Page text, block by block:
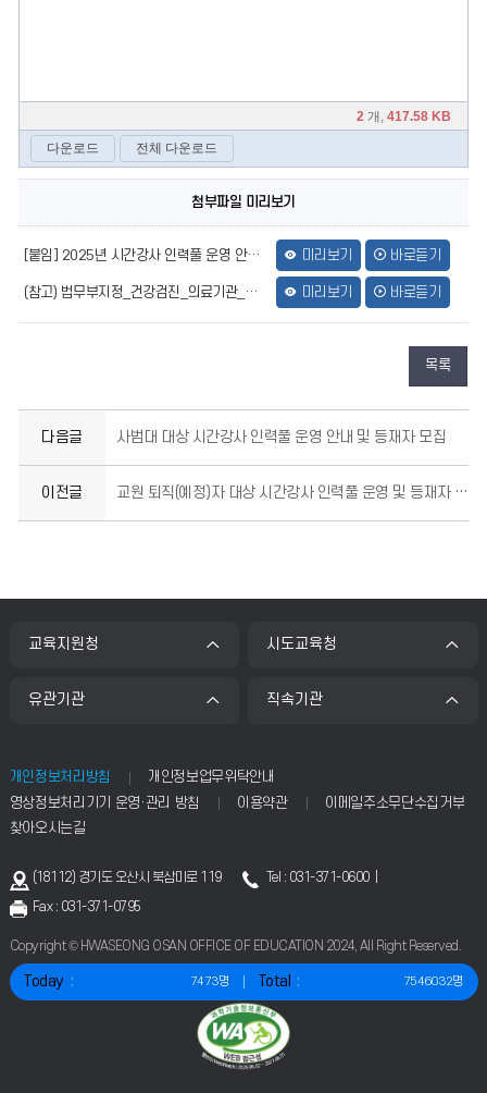
첨부파일 미리보기
[붙임] 2025년 시간강사 인력풀 운영 안내_학부모(게시용).hwp 미리보기 바로듣기
(참고) 법무부지정_건강검진_의료기관_현황(2025.09.30.)(게시용).pdf 미리보기 바로듣기
목록
다음글 사범대 대상 시간강사 인력풀 운영 안내 및 등재자 모집
이전글 교원 퇴직(예정)자 대상 시간강사 인력풀 운영 및 등재자 모집 안내
교육지원청 시도교육청
유관기관 직속기관
개인정보처리방침
개인정보업무위탁안내
영상정보처리기기 운영·관리 방침
이용약관
이메일주소무단수집거부
찾아오시는길
(18112) 경기도 오산시 북삼미로 119
Tel : 031-371-0600 |
Fax : 031-371-0795
Copyright © HWASEONG OSAN OFFICE OF EDUCATION 2024, All Right Reserved.
Today 7473명 Total 7546032명